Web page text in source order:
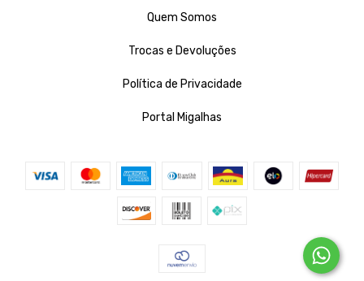
Quem Somos
Trocas e Devoluções
Política de Privacidade
Portal Migalhas